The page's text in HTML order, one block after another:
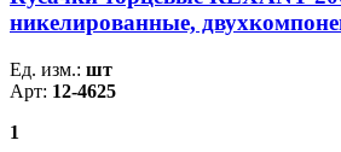
никелированные,
Ед. изм.: шт
Арт: 12-4625
1